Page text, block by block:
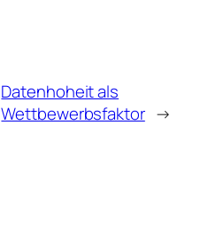
Datenhoheit als
Wettbewerbsfaktor →